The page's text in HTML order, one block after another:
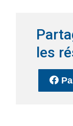
les